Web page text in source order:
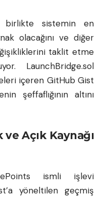
birlikte sistemin en
olacağını ve diğer
taklit etme
LaunchBridge.sol
içeren GitHub Gist
şeffaflığının altını
Açık Kaynağı
ismli işlevi
yöneltilen geçmiş